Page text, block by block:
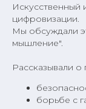
Искусственный
цифровизации.
Мы обсуждали
мышление".
Рассказывали
борьбе с